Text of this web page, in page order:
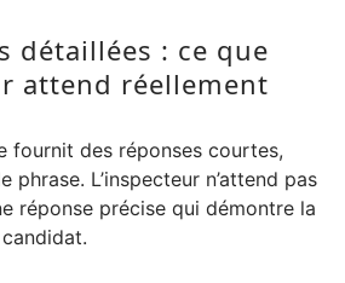
détaillées : ce que
attend réellement
fournit des réponses courtes,
phrase. L’inspecteur n’attend pas
réponse précise qui démontre la